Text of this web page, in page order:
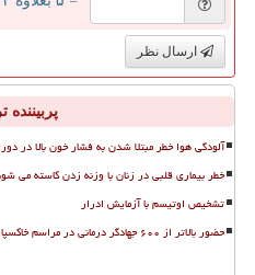
ارسال نظر
پربیننده
آلودگی هوا خطر مبتلا شدن به فشار خون بالا در
خطر بیماری قلبی در زنان با وزنه زدن کاسته می
تشخیص اوتیسم با آزمایش ادرار
حضور بالاتر از ۶۰۰ جهادگر درمانی در مراسم خاکسپاری رهبر انقلاب در مشهد